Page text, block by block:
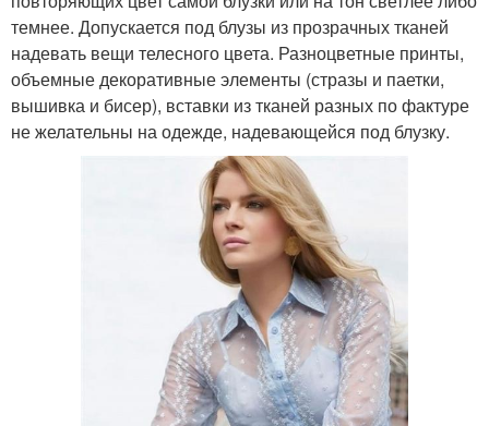
темнее. Допускается под блузы из прозрачных тканей
надевать вещи телесного цвета. Разноцветные принты,
объемные декоративные элементы (стразы и паетки,
вышивка и бисер), вставки из тканей разных по фактуре
не желательны на одежде, надевающейся под блузку.